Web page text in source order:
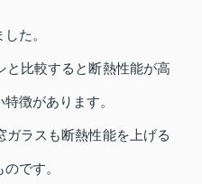
た。
と比較すると断熱性能が高
徴があります。
ガラスも断熱性能を上げる
です。